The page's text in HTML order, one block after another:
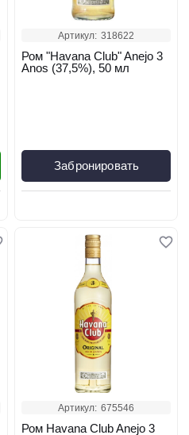
Артикул: 318622
Ром "Havana Club" Anejo 3
Anos (37,5%), 50 мл
Забронировать
Артикул: 675546
Ром Havana Club Anejo 3